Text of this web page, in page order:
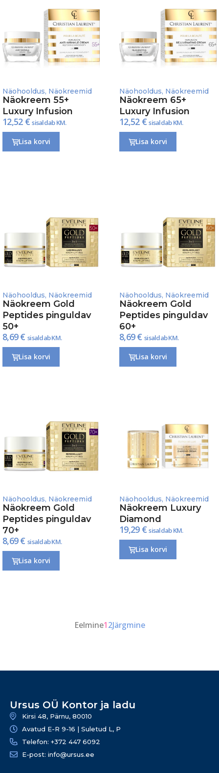
Näohooldus, Näokreemid
Näokreem 55+
Luxury Infusion
12,52 € sisaldab KM.
Lisa korvi
Näohooldus, Näokreemid
Näokreem 65+
Luxury Infusion
12,52 € sisaldab KM.
Lisa korvi
Näohooldus, Näokreemid
Näokreem Gold
Peptides pinguldav
50+
8,69€ sisaldab KM.
Lisa korvi
Näohooldus, Näokreemid
Näokreem Gold
Peptides pinguldav
60+
8,69€ sisaldab KM.
Lisa korvi
Näohooldus, Näokreemid
Näokreem Gold
Peptides pinguldav
70+
8,69€ sisaldab KM.
Lisa korvi
Näohooldus, Näokreemid
Näokreem Luxury
Diamond
19,29 € sisaldab KM.
Lisa korvi
Eelmine12Järgmine
Ursus OÜ Kontor ja ladu
Kirsi 48, Pärnu, 80010
Avatud E-R 9-16 | Suletud L, P
Telefon: +372 447 6092
E-post: info@ursus.ee